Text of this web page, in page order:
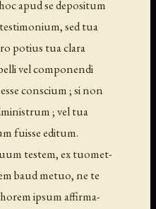
apud se depositum
sed tua
potius tua clara
vel componendi
conscium ; si non
; vel tua
fuisse editum.
testem, ex tuomet-
baud metuo, ne te
ipsum affirma-